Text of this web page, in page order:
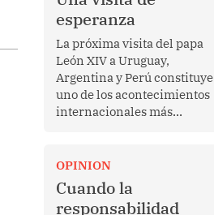
esperanza
La próxima visita del papa
León XIV a Uruguay,
Argentina y Perú constituye
uno de los acontecimientos
internacionales más
Más allá de su dimensión
religiosa, esta gira
representa una oportunidad
OPINION
Cuando la
responsabilidad